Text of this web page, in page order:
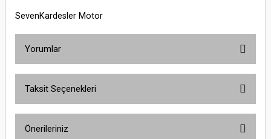
SevenKardesler Motor
Yorumlar
Taksit Seçenekleri
Önerileriniz